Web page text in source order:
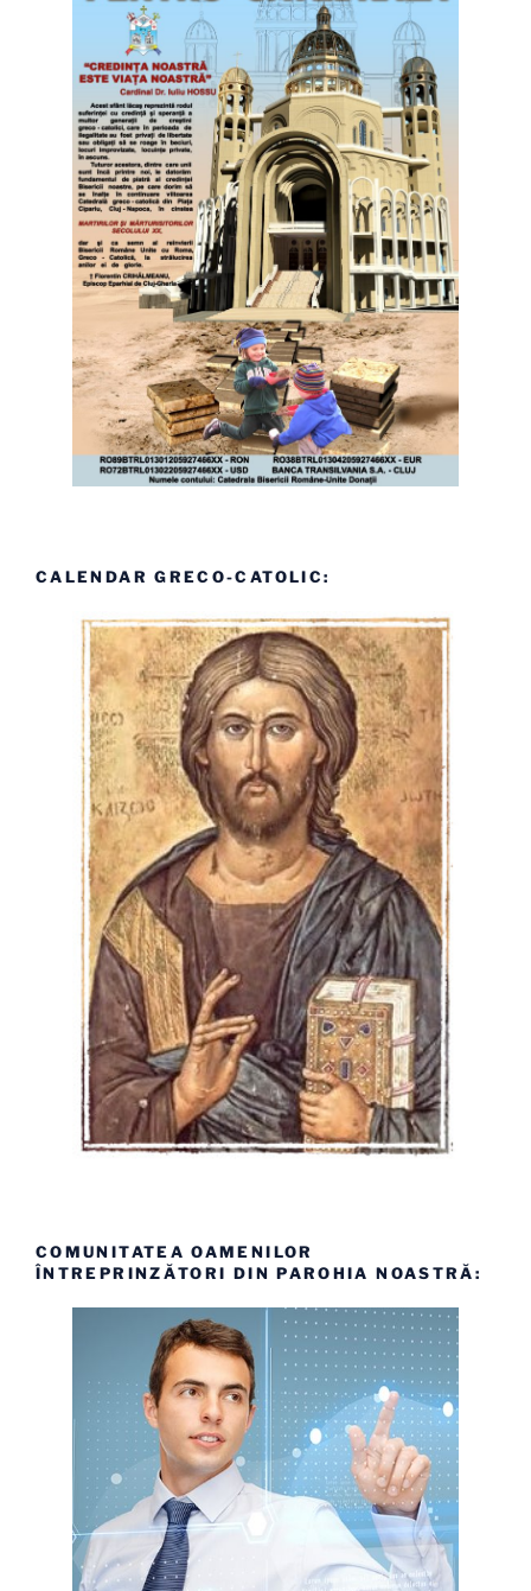
CALENDAR GRECO-CATOLIC:
COMUNITATEA OAMENILOR
ÎNTREPRINZĂTORI DIN PAROHIA NOASTRĂ: